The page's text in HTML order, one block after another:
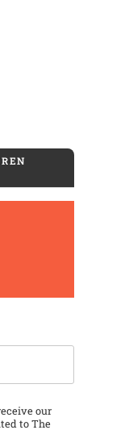
our
to The